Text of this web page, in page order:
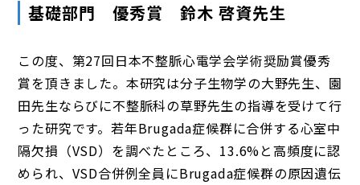
基礎部門 優秀賞 鈴木 啓資先生
この度、第27回日本不整脈心電学会学術奨励賞優秀
賞を頂きました。本研究は分子生物学の大野先生、園
田先生ならびに不整脈科の草野先生の指導を受けて行
った研究です。若年Brugada症候群に合併する心室中
隔欠損（VSD）を調べたところ、13.6%と高頻度に認
められ、VSD合併例全員にBrugada症候群の原因遺伝